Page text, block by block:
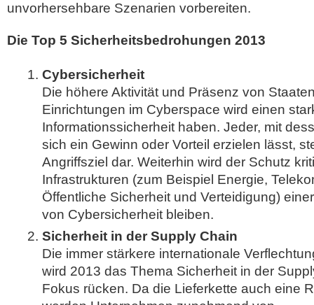
unvorhersehbare Szenarien vorbereiten.
Die Top 5 Sicherheitsbedrohungen 2013
Cybersicherheit
Die höhere Aktivität und Präsenz von
Einrichtungen im Cyberspace wird einen
Informationssicherheit haben. Jeder, mit
sich ein Gewinn oder Vorteil erzielen lässt,
Angriffsziel dar. Weiterhin wird der Schutz
Infrastrukturen (zum Beispiel Energie,
Öffentliche Sicherheit und Verteidigung)
von Cybersicherheit bleiben.
Sicherheit in der Supply Chain
Die immer stärkere internationale
wird 2013 das Thema Sicherheit in der
Fokus rücken. Da die Lieferkette auch eine